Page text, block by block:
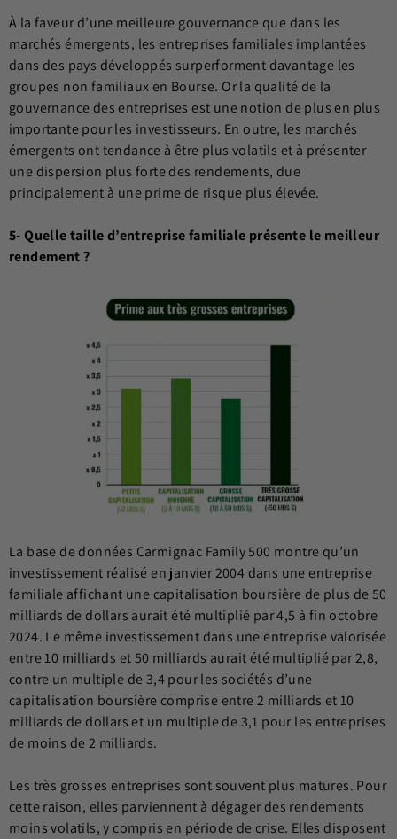
À la faveur d’une meilleure gouvernance que dans les
marchés émergents, les entreprises familiales implantées
dans des pays développés surperforment davantage les
groupes non familiaux en Bourse. Or la qualité de la
gouvernance des entreprises est une notion de plus en plus
importante pour les investisseurs. En outre, les marchés
émergents ont tendance à être plus volatils et à présenter
une dispersion plus forte des rendements, due
principalement à une prime de risque plus élevée.
5- Quelle taille d’entreprise familiale présente le meilleur
rendement ?
La base de données Carmignac Family 500 montre qu’un
investissement réalisé en janvier 2004 dans une entreprise
familiale affichant une capitalisation boursière de plus de 50
milliards de dollars aurait été multiplié par 4,5 à fin octobre
2024. Le même investissement dans une entreprise valorisée
entre 10 milliards et 50 milliards aurait été multiplié par 2,8,
contre un multiple de 3,4 pour les sociétés d’une
capitalisation boursière comprise entre 2 milliards et 10
milliards de dollars et un multiple de 3,1 pour les entreprises
de moins de 2 milliards.
Les très grosses entreprises sont souvent plus matures. Pour
cette raison, elles parviennent à dégager des rendements
moins volatils, y compris en période de crise. Elles disposent